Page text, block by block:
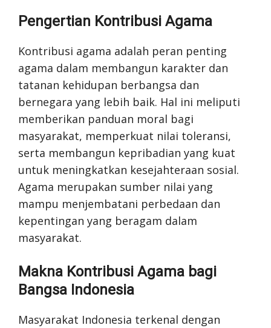
Pengertian Kontribusi Agama
Kontribusi agama adalah peran penting
agama dalam membangun karakter dan
tatanan kehidupan berbangsa dan
bernegara yang lebih baik. Hal ini meliputi
memberikan panduan moral bagi
masyarakat, memperkuat nilai toleransi,
serta membangun kepribadian yang kuat
untuk meningkatkan kesejahteraan sosial.
Agama merupakan sumber nilai yang
mampu menjembatani perbedaan dan
kepentingan yang beragam dalam
masyarakat.
Makna Kontribusi Agama bagi
Bangsa Indonesia
Masyarakat Indonesia terkenal dengan